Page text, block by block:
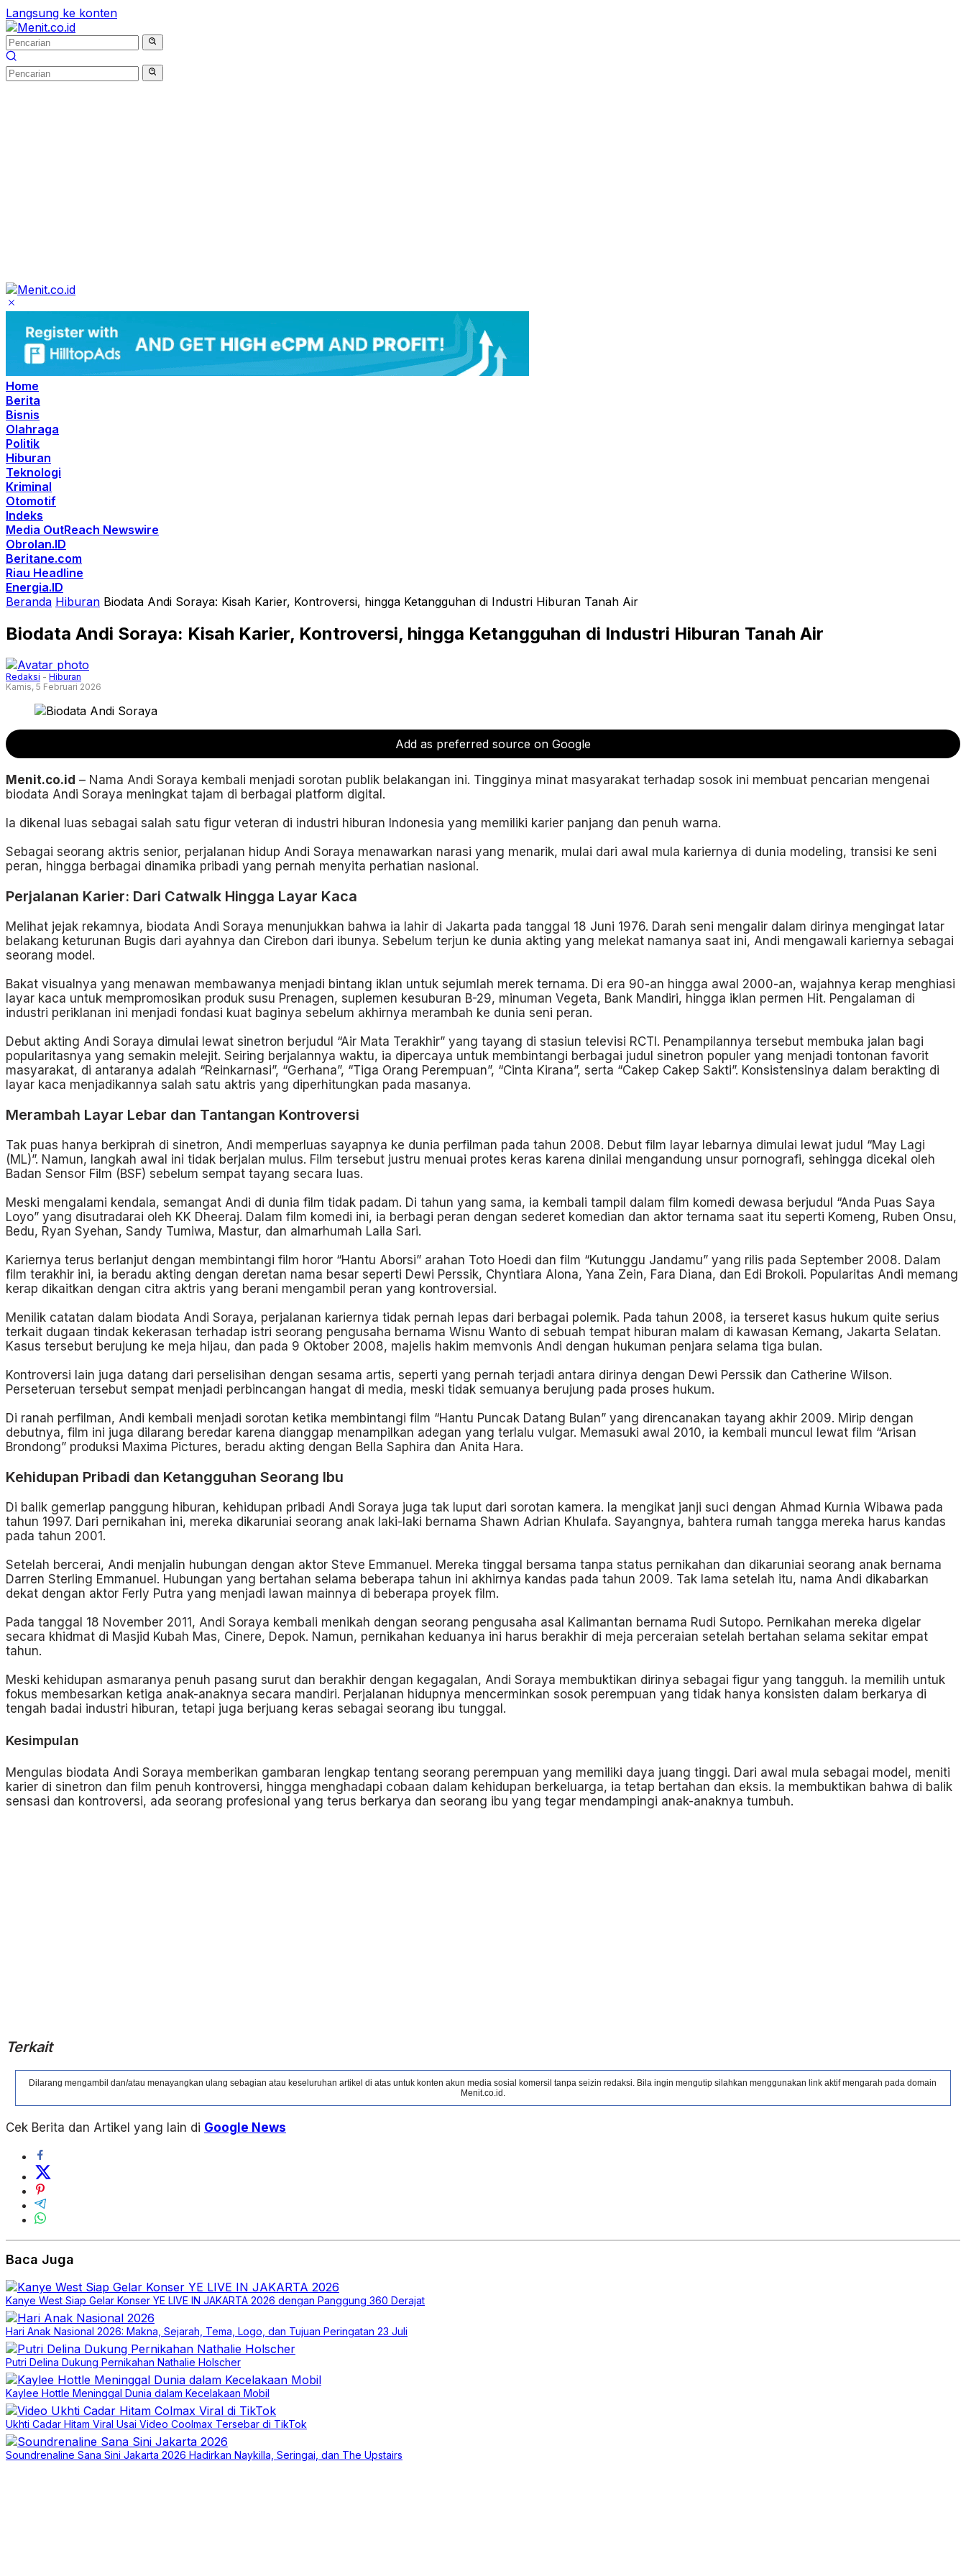
Langsung ke konten
Home
Berita
Bisnis
Olahraga
Politik
Hiburan
Teknologi
Kriminal
Otomotif
Indeks
Media OutReach Newswire
Obrolan.ID
Beritane.com
Riau Headline
Energia.ID
Beranda Hiburan Biodata Andi Soraya: Kisah Karier, Kontroversi, hingga Ketangguhan di Industri Hiburan Tanah Air
Biodata Andi Soraya: Kisah Karier, Kontroversi, hingga Ketangguhan di Industri Hiburan Tanah Air
Redaksi - Hiburan
Kamis, 5 Februari 2026
Add as preferred source on Google
Menit.co.id – Nama Andi Soraya kembali menjadi sorotan publik belakangan ini. Tingginya minat masyarakat terhadap sosok ini membuat pencarian mengenai
biodata Andi Soraya meningkat tajam di berbagai platform digital.
Ia dikenal luas sebagai salah satu figur veteran di industri hiburan Indonesia yang memiliki karier panjang dan penuh warna.
Sebagai seorang aktris senior, perjalanan hidup Andi Soraya menawarkan narasi yang menarik, mulai dari awal mula kariernya di dunia modeling, transisi ke seni
peran, hingga berbagai dinamika pribadi yang pernah menyita perhatian nasional.
Perjalanan Karier: Dari Catwalk Hingga Layar Kaca
Melihat jejak rekamnya, biodata Andi Soraya menunjukkan bahwa ia lahir di Jakarta pada tanggal 18 Juni 1976. Darah seni mengalir dalam dirinya mengingat latar
belakang keturunan Bugis dari ayahnya dan Cirebon dari ibunya. Sebelum terjun ke dunia akting yang melekat namanya saat ini, Andi mengawali kariernya sebagai
seorang model.
Bakat visualnya yang menawan membawanya menjadi bintang iklan untuk sejumlah merek ternama. Di era 90-an hingga awal 2000-an, wajahnya kerap menghiasi
layar kaca untuk mempromosikan produk susu Prenagen, suplemen kesuburan B-29, minuman Vegeta, Bank Mandiri, hingga iklan permen Hit. Pengalaman di
industri periklanan ini menjadi fondasi kuat baginya sebelum akhirnya merambah ke dunia seni peran.
Debut akting Andi Soraya dimulai lewat sinetron berjudul “Air Mata Terakhir” yang tayang di stasiun televisi RCTI. Penampilannya tersebut membuka jalan bagi
popularitasnya yang semakin melejit. Seiring berjalannya waktu, ia dipercaya untuk membintangi berbagai judul sinetron populer yang menjadi tontonan favorit
masyarakat, di antaranya adalah “Reinkarnasi”, “Gerhana”, “Tiga Orang Perempuan”, “Cinta Kirana”, serta “Cakep Cakep Sakti”. Konsistensinya dalam berakting di
layar kaca menjadikannya salah satu aktris yang diperhitungkan pada masanya.
Merambah Layar Lebar dan Tantangan Kontroversi
Tak puas hanya berkiprah di sinetron, Andi memperluas sayapnya ke dunia perfilman pada tahun 2008. Debut film layar lebarnya dimulai lewat judul “May Lagi
(ML)”. Namun, langkah awal ini tidak berjalan mulus. Film tersebut justru menuai protes keras karena dinilai mengandung unsur pornografi, sehingga dicekal oleh
Badan Sensor Film (BSF) sebelum sempat tayang secara luas.
Meski mengalami kendala, semangat Andi di dunia film tidak padam. Di tahun yang sama, ia kembali tampil dalam film komedi dewasa berjudul “Anda Puas Saya
Loyo” yang disutradarai oleh KK Dheeraj. Dalam film komedi ini, ia berbagi peran dengan sederet komedian dan aktor ternama saat itu seperti Komeng, Ruben Onsu,
Bedu, Ryan Syehan, Sandy Tumiwa, Mastur, dan almarhumah Laila Sari.
Kariernya terus berlanjut dengan membintangi film horor “Hantu Aborsi” arahan Toto Hoedi dan film “Kutunggu Jandamu” yang rilis pada September 2008. Dalam
film terakhir ini, ia beradu akting dengan deretan nama besar seperti Dewi Perssik, Chyntiara Alona, Yana Zein, Fara Diana, dan Edi Brokoli. Popularitas Andi memang
kerap dikaitkan dengan citra aktris yang berani mengambil peran yang kontroversial.
Menilik catatan dalam biodata Andi Soraya, perjalanan kariernya tidak pernah lepas dari berbagai polemik. Pada tahun 2008, ia terseret kasus hukum quite serius
terkait dugaan tindak kekerasan terhadap istri seorang pengusaha bernama Wisnu Wanto di sebuah tempat hiburan malam di kawasan Kemang, Jakarta Selatan.
Kasus tersebut berujung ke meja hijau, dan pada 9 Oktober 2008, majelis hakim memvonis Andi dengan hukuman penjara selama tiga bulan.
Kontroversi lain juga datang dari perselisihan dengan sesama artis, seperti yang pernah terjadi antara dirinya dengan Dewi Perssik dan Catherine Wilson.
Perseteruan tersebut sempat menjadi perbincangan hangat di media, meski tidak semuanya berujung pada proses hukum.
Di ranah perfilman, Andi kembali menjadi sorotan ketika membintangi film “Hantu Puncak Datang Bulan” yang direncanakan tayang akhir 2009. Mirip dengan
debutnya, film ini juga dilarang beredar karena dianggap menampilkan adegan yang terlalu vulgar. Memasuki awal 2010, ia kembali muncul lewat film “Arisan
Brondong” produksi Maxima Pictures, beradu akting dengan Bella Saphira dan Anita Hara.
Kehidupan Pribadi dan Ketangguhan Seorang Ibu
Di balik gemerlap panggung hiburan, kehidupan pribadi Andi Soraya juga tak luput dari sorotan kamera. Ia mengikat janji suci dengan Ahmad Kurnia Wibawa pada
tahun 1997. Dari pernikahan ini, mereka dikaruniai seorang anak laki-laki bernama Shawn Adrian Khulafa. Sayangnya, bahtera rumah tangga mereka harus kandas
pada tahun 2001.
Setelah bercerai, Andi menjalin hubungan dengan aktor Steve Emmanuel. Mereka tinggal bersama tanpa status pernikahan dan dikaruniai seorang anak bernama
Darren Sterling Emmanuel. Hubungan yang bertahan selama beberapa tahun ini akhirnya kandas pada tahun 2009. Tak lama setelah itu, nama Andi dikabarkan
dekat dengan aktor Ferly Putra yang menjadi lawan mainnya di beberapa proyek film.
Pada tanggal 18 November 2011, Andi Soraya kembali menikah dengan seorang pengusaha asal Kalimantan bernama Rudi Sutopo. Pernikahan mereka digelar
secara khidmat di Masjid Kubah Mas, Cinere, Depok. Namun, pernikahan keduanya ini harus berakhir di meja perceraian setelah bertahan selama sekitar empat
tahun.
Meski kehidupan asmaranya penuh pasang surut dan berakhir dengan kegagalan, Andi Soraya membuktikan dirinya sebagai figur yang tangguh. Ia memilih untuk
fokus membesarkan ketiga anak-anaknya secara mandiri. Perjalanan hidupnya mencerminkan sosok perempuan yang tidak hanya konsisten dalam berkarya di
tengah badai industri hiburan, tetapi juga berjuang keras sebagai seorang ibu tunggal.
Kesimpulan
Mengulas biodata Andi Soraya memberikan gambaran lengkap tentang seorang perempuan yang memiliki daya juang tinggi. Dari awal mula sebagai model, meniti
karier di sinetron dan film penuh kontroversi, hingga menghadapi cobaan dalam kehidupan berkeluarga, ia tetap bertahan dan eksis. Ia membuktikan bahwa di balik
sensasi dan kontroversi, ada seorang profesional yang terus berkarya dan seorang ibu yang tegar mendampingi anak-anaknya tumbuh.
Terkait
Dilarang mengambil dan/atau menayangkan ulang sebagian atau keseluruhan artikel di atas untuk konten akun media sosial komersil tanpa seizin redaksi. Bila ingin mengutip silahkan menggunakan link aktif mengarah pada domain
Menit.co.id.
Cek Berita dan Artikel yang lain di Google News
Baca Juga
Kanye West Siap Gelar Konser YE LIVE IN JAKARTA 2026 dengan Panggung 360 Derajat
Hari Anak Nasional 2026: Makna, Sejarah, Tema, Logo, dan Tujuan Peringatan 23 Juli
Putri Delina Dukung Pernikahan Nathalie Holscher
Kaylee Hottle Meninggal Dunia dalam Kecelakaan Mobil
Ukhti Cadar Hitam Viral Usai Video Coolmax Tersebar di TikTok
Soundrenaline Sana Sini Jakarta 2026 Hadirkan Naykilla, Seringai, dan The Upstairs